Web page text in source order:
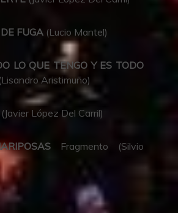
FUGA (Lucio Mantel)
LO QUE TENGO Y ES TODO
Aristimuño)
(Javier López Del Carril)
Fragmento (Silvio